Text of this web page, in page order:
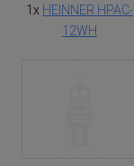
1x HEINNER HPAC-
12WH